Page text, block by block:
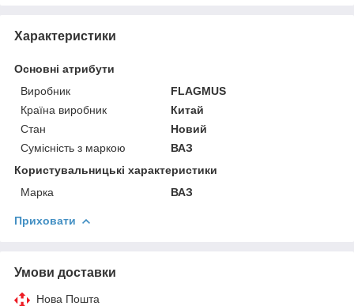
Характеристики
Основні атрибути
Виробник
FLAGMUS
Країна виробник
Китай
Стан
Новий
Сумісність з маркою
ВАЗ
Користувальницькі характеристики
Марка
ВАЗ
Приховати
Умови доставки
Нова Пошта